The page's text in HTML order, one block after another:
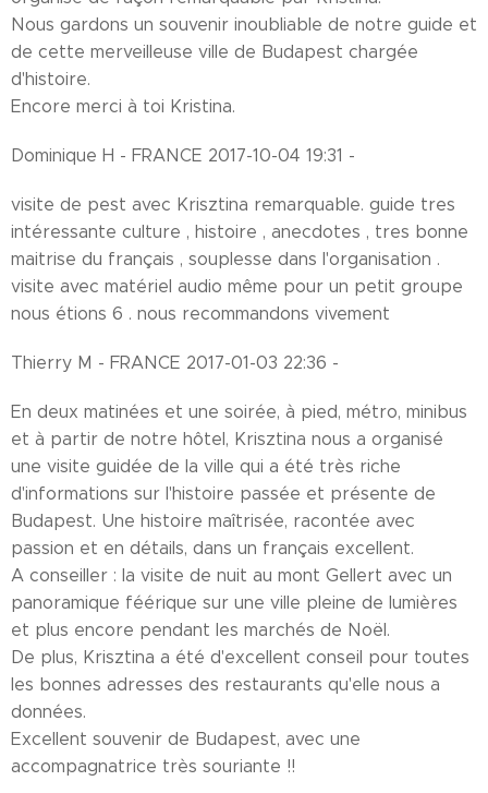
Nous gardons un souvenir inoubliable de notre guide et
de cette merveilleuse ville de Budapest chargée
d'histoire.
Encore merci à toi Kristina.
Dominique H - FRANCE 2017-10-04 19:31 -
visite de pest avec Krisztina remarquable. guide tres
intéressante culture , histoire , anecdotes , tres bonne
maitrise du français , souplesse dans l'organisation .
visite avec matériel audio même pour un petit groupe
nous étions 6 . nous recommandons vivement
Thierry M - FRANCE 2017-01-03 22:36 -
En deux matinées et une soirée, à pied, métro, minibus
et à partir de notre hôtel, Krisztina nous a organisé
une visite guidée de la ville qui a été très riche
d'informations sur l'histoire passée et présente de
Budapest. Une histoire maîtrisée, racontée avec
passion et en détails, dans un français excellent.
A conseiller : la visite de nuit au mont Gellert avec un
panoramique féérique sur une ville pleine de lumières
et plus encore pendant les marchés de Noël.
De plus, Krisztina a été d'excellent conseil pour toutes
les bonnes adresses des restaurants qu'elle nous a
données.
Excellent souvenir de Budapest, avec une
accompagnatrice très souriante !!